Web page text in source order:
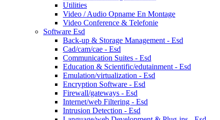
Utilities
Video / Audio Opname En Montage
Video Conference & Telefonie
Software Esd
Back-up & Storage Management - Esd
Cad/cam/cae - Esd
Communication Suites - Esd
Education & Scientific/edutainment - Esd
Emulation/virtualization - Esd
Encryption Software - Esd
Firewall/gateways - Esd
Internet/web Filtering - Esd
Intrusion Detection - Esd